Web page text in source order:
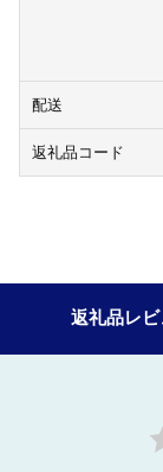
配送
返礼品コード
返礼品レビ